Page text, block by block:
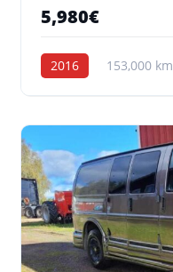
5,980€
2016 153,000 km